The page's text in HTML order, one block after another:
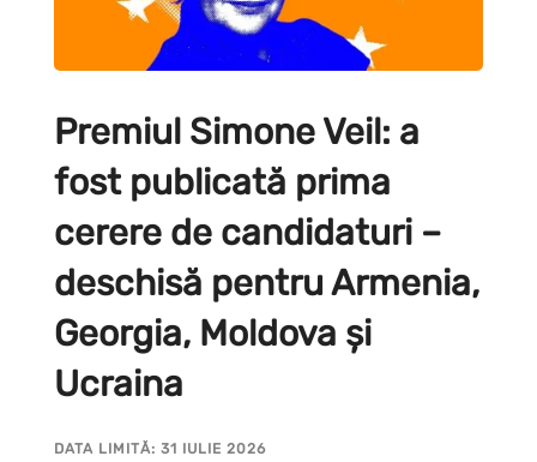
Premiul Simone Veil: a
fost publicată prima
cerere de candidaturi –
deschisă pentru Armenia,
Georgia, Moldova și
Ucraina
DATA LIMITĂ: 31 IULIE 2026